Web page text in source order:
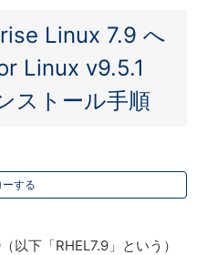
Linux 7.9 へ
Linux v9.5.1
ストール手順
ーする
下「RHEL7.9」という）